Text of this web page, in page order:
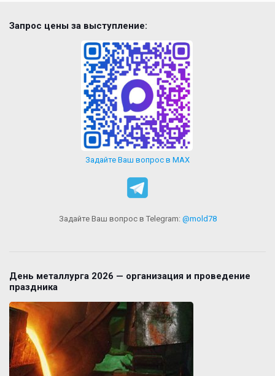
Запрос цены за выступление:
Задайте Ваш вопрос в MAX
Задайте Ваш вопрос в Telegram: @mold78
День металлурга 2026 — организация и проведение
праздника